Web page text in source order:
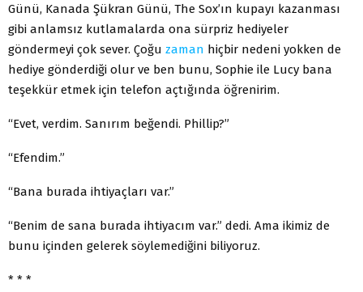
Günü, Kanada Şükran Günü, The Sox’ın kupayı kazanması
gibi anlamsız kutlamalarda ona sürpriz hediyeler
göndermeyi çok sever. Çoğu zaman hiçbir nedeni yokken de
hediye gönderdiği olur ve ben bunu, Sophie ile Lucy bana
teşekkür etmek için telefon açtığında öğrenirim.
“Evet, verdim. Sanırım beğendi. Phillip?”
“Efendim.”
“Bana burada ihtiyaçları var.”
“Benim de sana burada ihtiyacım var.” dedi. Ama ikimiz de
bunu içinden gelerek söylemediğini biliyoruz.
* * *